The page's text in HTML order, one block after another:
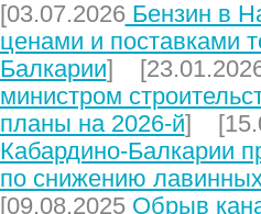
[03.07.2026Бензин в
ценами и поставками
Балкарии]
министром
планы на 2026-й]
Кабардино-Балкарии
по снижению
[09.08.2025Обрыв